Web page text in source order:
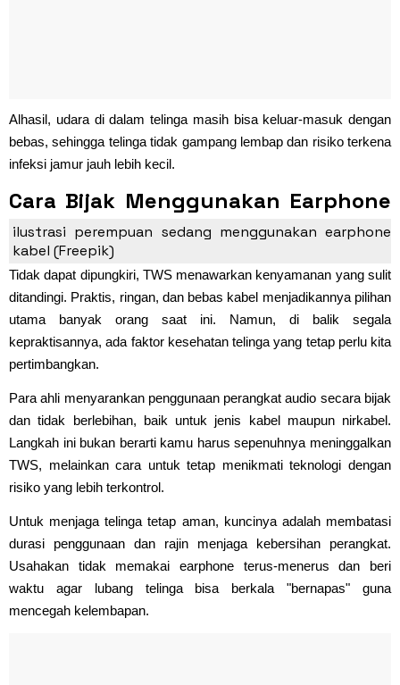
Alhasil, udara di dalam telinga masih bisa keluar-masuk dengan
bebas, sehingga telinga tidak gampang lembap dan risiko terkena
infeksi jamur jauh lebih kecil.
Cara Bijak Menggunakan Earphone
agar Tetap Aman
ilustrasi perempuan sedang menggunakan earphone
kabel (Freepik)
Tidak dapat dipungkiri, TWS menawarkan kenyamanan yang sulit
ditandingi. Praktis, ringan, dan bebas kabel menjadikannya pilihan
utama banyak orang saat ini. Namun, di balik segala
kepraktisannya, ada faktor kesehatan telinga yang tetap perlu kita
pertimbangkan.
Para ahli menyarankan penggunaan perangkat audio secara bijak
dan tidak berlebihan, baik untuk jenis kabel maupun nirkabel.
Langkah ini bukan berarti kamu harus sepenuhnya meninggalkan
TWS, melainkan cara untuk tetap menikmati teknologi dengan
risiko yang lebih terkontrol.
Untuk menjaga telinga tetap aman, kuncinya adalah membatasi
durasi penggunaan dan rajin menjaga kebersihan perangkat.
Usahakan tidak memakai earphone terus-menerus dan beri
waktu agar lubang telinga bisa berkala "bernapas" guna
mencegah kelembapan.